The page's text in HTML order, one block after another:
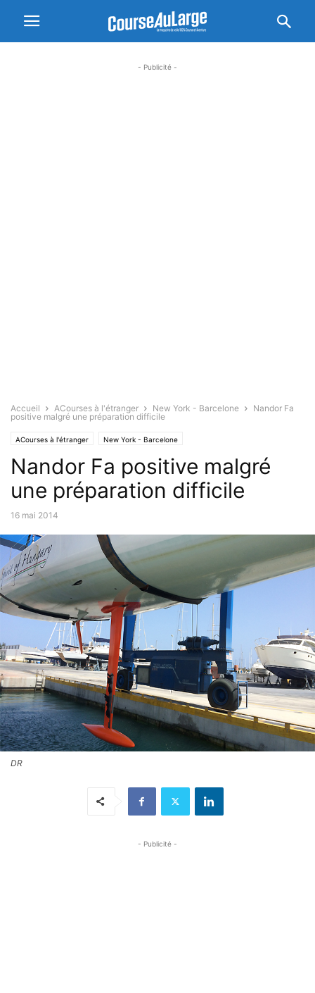
- Publicité -
Accueil ACourses à l'étranger New York - Barcelone
Nandor Fa
positive malgré une préparation difficile
ACourses à l'étranger New York - Barcelone
Nandor Fa positive malgré
une préparation difficile
16 mai 2014
DR
- Publicité -